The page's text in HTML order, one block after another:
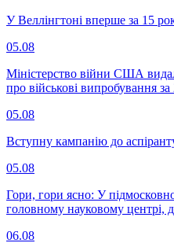
У Веллінгтоні вперше за 15
05.08
Міністерство війни США
про військові випробування за
05.08
Вступну кампанію до
05.08
Гори, гори ясно: У
головному науковому центрі,
06.08